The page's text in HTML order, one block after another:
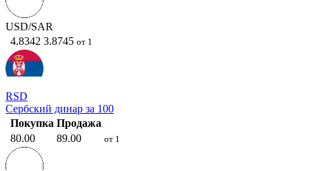
USD/SAR
4.8342 3.8745 от 1
RSD
Сербский динар за 100
Покупка Продажа
80.00
89.00 от 1